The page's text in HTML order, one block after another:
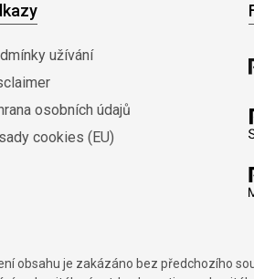
užívání
osobních údajů
cookies (EU)
obsahu je zakázáno bez předchozího